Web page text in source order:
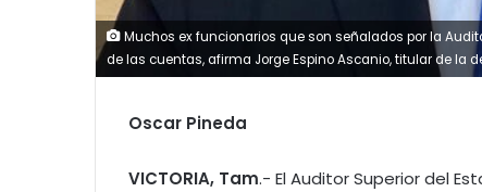
Muchos ex funcionarios que son señalados por la
de las cuentas, afirma Jorge Espino Ascanio, titular de la
Oscar Pineda
VICTORIA, Tam.- El Auditor Superior del